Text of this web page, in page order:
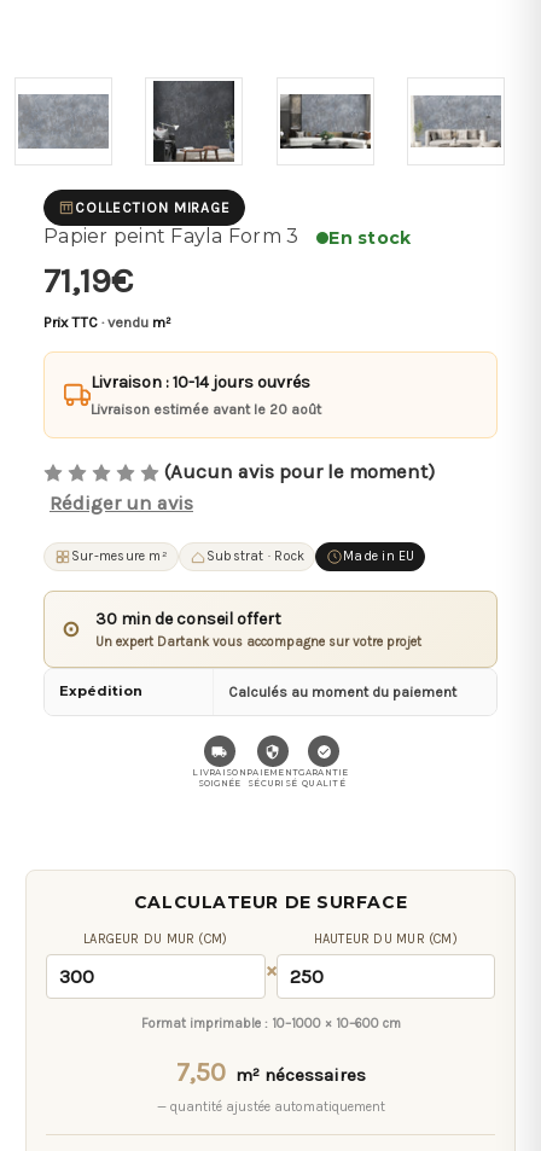
COLLECTION MIRAGE
Papier peint Fayla Form 3 En stock
71,19€
Prix TTC · vendu m²
Livraison : 10-14 jours ouvrés
Livraison estimée avant le 20 août
(Aucun avis pour le moment)
Rédiger un avis
Sur-mesure m² Substrat · Rock Made in EU
⊙ 30 min de conseil offert
Un expert Dartank vous accompagne sur votre projet
Expédition Calculés au moment du paiement
LIVRAISON
SOIGNÉE
PAIEMENT
SÉCURISÉ
GARANTIE
QUALITÉ
CALCULATEUR DE SURFACE
LARGEUR DU MUR (CM)
×
HAUTEUR DU MUR (CM)
Format imprimable : 10–1000 × 10–600 cm
7,50 m² nécessaires
— quantité ajustée automatiquement